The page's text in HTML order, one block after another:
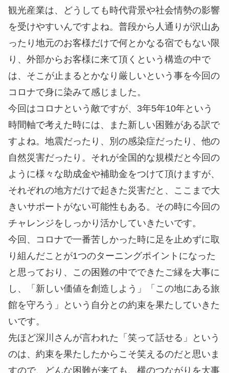
観光産業は、どうしても時代背景や社会情勢の影響
を受けやすいんですよね。普段から人通りが沢山あ
ったり地元のお客様だけで何とかなる宿でもない限
り、外部からお客様に来て頂くという構造の中で
は、そこが止まるとかなり厳しいという事を今回の
コロナで身に染みて感じました。
今回はコロナという敵ですが、3年5年10年という
時間軸で考えた時には、また新しい困難がある訳で
すよね。地震だったり、別の感染症だったり、他の
自然災害だったり。それが全国的な規模だと今回の
ように様々な助成金や補助金をつけて頂けますが、
それぞれの地方だけで起きた災害だと、ここまで大
きいサポートがない可能性もある。その時に今回の
チャレンジをしっかり活かしていきたいです。
今回、コロナで一番苦しかった時に足を止めずに取
り組んだことが1つのターニングポイントになった
と思っており、この困難の中でできたご縁を大事に
し、「新しい価値を創造しよう」「この地にある旅
館を守ろう」という自分との約束を果たしていきた
いです。
先ほど深川さんが言われた「笑って話せる」という
のは、約束を果たしたからこそ笑えるのだと思いま
すので、どんな困難が来ても、横のつながりを大事